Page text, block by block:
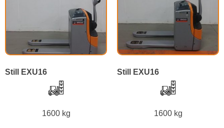
Still EXU16
1600 kg
Still EXU16
1600 kg